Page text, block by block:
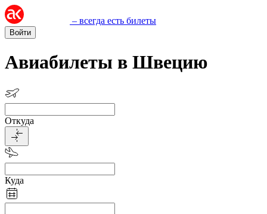
– всегда есть билеты
Войти
Авиабилеты в Швецию
Откуда
Куда